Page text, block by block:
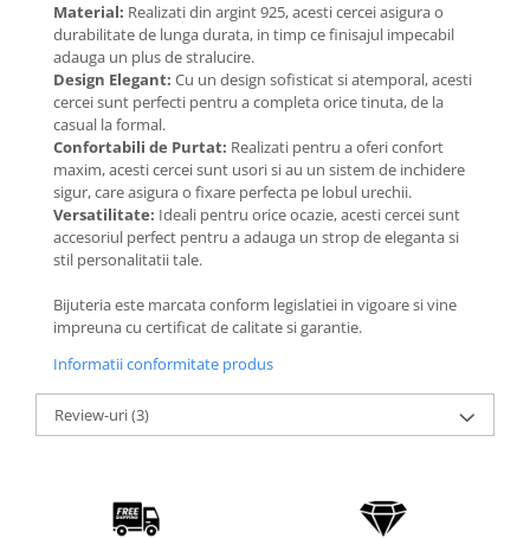
Coliere cu Animale
Coliere cu Molecule
Coliere Diverse
BRĂȚĂRI
BRĂȚĂRI CU ȘNUR REGLABIL
Brățări din Aur cu șnur reglabil
Brățări din Argint cu șnur reglabil
BRĂȚĂRI CU PIETRE SEMIPREȚIOASE
Brățări din Aur cu pietre
semiprețioase
Brățări din Argint cu pietre
semiprețioase
BRĂȚĂRI DE PICIOR
Brățări de picior din Argint
Material: Realizati din argint 925, acesti cercei asigura o
durabilitate de lunga durata, in timp ce finisajul impecabil
adauga un plus de stralucire.
Design Elegant: Cu un design sofisticat si atemporal, acesti
cercei sunt perfecti pentru a completa orice tinuta, de la
casual la formal.
Confortabili de Purtat: Realizati pentru a oferi confort
maxim, acesti cercei sunt usori si au un sistem de inchidere
sigur, care asigura o fixare perfecta pe lobul urechii.
Versatilitate: Ideali pentru orice ocazie, acesti cercei sunt
accesoriul perfect pentru a adauga un strop de eleganta si
stil personalitatii tale.
Bijuteria este marcata conform legislatiei in vigoare si vine
impreuna cu certificat de calitate si garantie.
Informatii conformitate produs
Review-uri(3)